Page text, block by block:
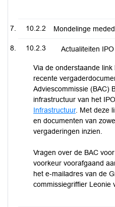
10.2.2 Mondelinge
10.2.3 Actualiteiten IPO
Via de onderstaande
recente
Adviescommissie (BAC)
infrastructuur van het
Infrastructuur. Met deze
en documenten van
vergaderingen inzien.
Vragen over de BAC
voorkeur voorafgaand
het e-mailadres van de
commissiegriffier Leonie